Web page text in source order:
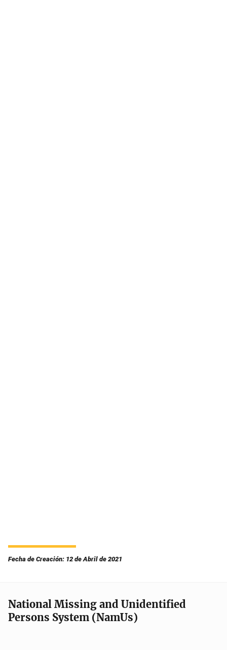
Fecha de Creación: 12 de Abril de 2021
National Missing and Unidentified
Persons System (NamUs)